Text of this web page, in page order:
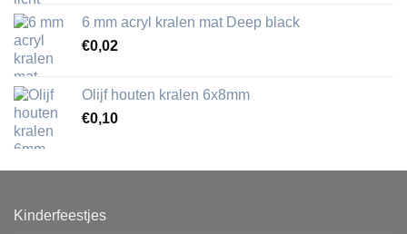
6 mm acryl kralen mat Deep black
€0,02
Olijf houten kralen 6x8mm
€0,10
Kinderfeestjes